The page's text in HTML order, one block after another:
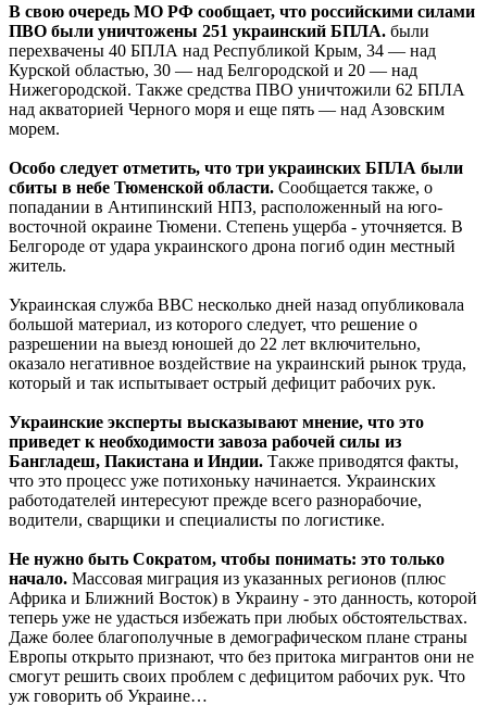
В свою очередь МО РФ сообщает, что российскими силами
ПВО были уничтожены 251 украинский БПЛА. были
перехвачены 40 БПЛА над Республикой Крым, 34 — над
Курской областью, 30 — над Белгородской и 20 — над
Нижегородской. Также средства ПВО уничтожили 62 БПЛА
над акваторией Черного моря и еще пять — над Азовским
морем.
Особо следует отметить, что три украинских БПЛА были
сбиты в небе Тюменской области. Сообщается также, о
попадании в Антипинский НПЗ, расположенный на юго-
восточной окраине Тюмени. Степень ущерба - уточняется. В
Белгороде от удара украинского дрона погиб один местный
житель.
Украинская служба ВВС несколько дней назад опубликовала
большой материал, из которого следует, что решение о
разрешении на выезд юношей до 22 лет включительно,
оказало негативное воздействие на украинский рынок труда,
который и так испытывает острый дефицит рабочих рук.
Украинские эксперты высказывают мнение, что это
приведет к необходимости завоза рабочей силы из
Бангладеш, Пакистана и Индии. Также приводятся факты,
что это процесс уже потихоньку начинается. Украинских
работодателей интересуют прежде всего разнорабочие,
водители, сварщики и специалисты по логистике.
Не нужно быть Сократом, чтобы понимать: это только
начало. Массовая миграция из указанных регионов (плюс
Африка и Ближний Восток) в Украину - это данность, которой
теперь уже не удасться избежать при любых обстоятельствах.
Даже более благополучные в демографическом плане страны
Европы открыто признают, что без притока мигрантов они не
смогут решить своих проблем с дефицитом рабочих рук. Что
уж говорить об Украине…